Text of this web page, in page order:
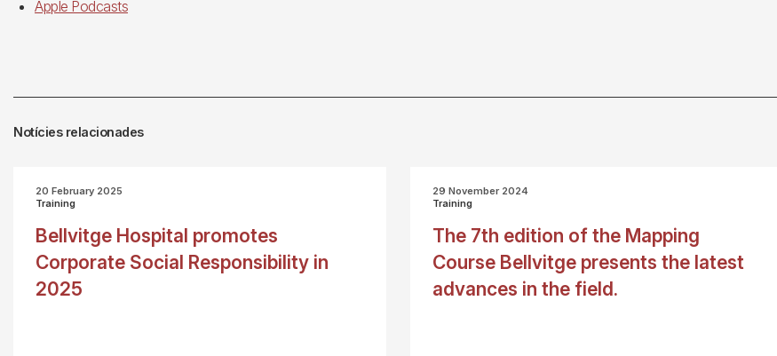
Apple Podcasts
Notícies relacionades
20 February 2025
Training
Bellvitge Hospital promotes
Corporate Social Responsibility in
2025
29 November 2024
Training
The 7th edition of the Mapping
Course Bellvitge presents the latest
advances in the field.